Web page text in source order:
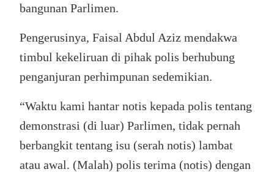
bangunan Parlimen.
Pengerusinya, Faisal Abdul Aziz mendakwa
timbul kekeliruan di pihak polis berhubung
penganjuran perhimpunan sedemikian.
“Waktu kami hantar notis kepada polis tentang
demonstrasi (di luar) Parlimen, tidak pernah
berbangkit tentang isu (serah notis) lambat
atau awal. (Malah) polis terima (notis) dengan